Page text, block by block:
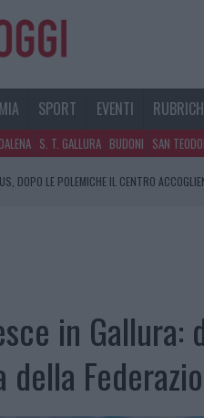
SPORT EVENTI
S. T. GALLURA BUDONI SAN
DOPO LE POLEMICHE IL CENTRO
in Gallura: